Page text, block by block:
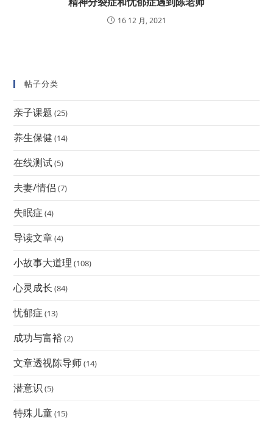
16 12 月, 2021
帖子分类
亲子课题 (25)
养生保健 (14)
在线测试(5)
夫妻/情侣 (7)
失眠症 (4)
导读文章(4)
小故事大道理 (108)
心灵成长 (84)
忧郁症 (13)
成功与富裕(2)
文章透视陈导师(14)
潜意识 (5)
特殊儿童(15)